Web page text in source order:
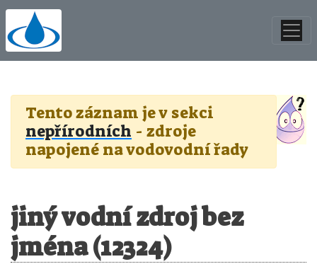
Tento záznam je v sekci
nepřírodních - zdroje
napojené na vodovodní řady
jiný vodní zdroj bez
jména (12324)